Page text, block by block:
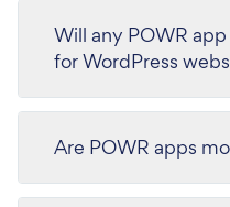
Will any POWR
for WordPress
Are POWR apps